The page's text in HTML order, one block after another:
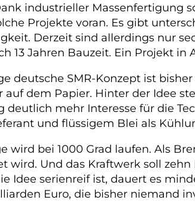
industrieller Massenfertigung
Projekte voran. Es gibt
Derzeit sind allerdings nur
13 Jahren Bauzeit. Ein Projekt
deutsche SMR-Konzept ist
auf dem Papier. Hinter der Idee
deutlich mehr Interesse für die
und flüssigem Blei als
wird bei 1000 Grad laufen. Als
wird. Und das Kraftwerk soll
Idee serienreif ist, dauert es
Euro, die bisher niemand